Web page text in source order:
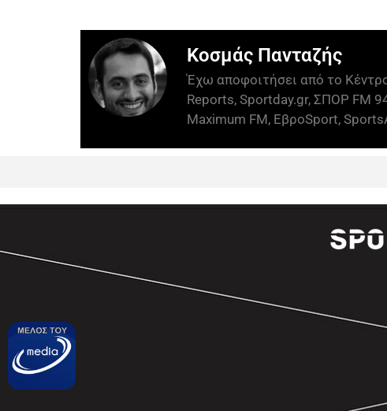
Κοσμάς Πανταζής
Έχω αποφοιτήσει από το
Reports, Sportday.gr, ΣΠΟΡ FM
Maximum FM, ΕβροSport,